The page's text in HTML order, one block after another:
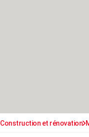
Construction et rénovation